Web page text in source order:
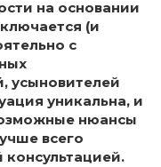
на основании
(и
с
усыновителей
уникальна, и
нюансы
всего